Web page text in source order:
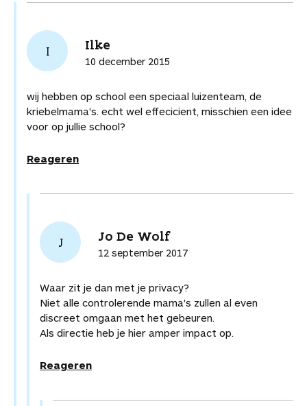
I Ilke
10 december 2015
wij hebben op school een speciaal luizenteam, de
kriebelmama's. echt wel effecicient, misschien een idee
voor op jullie school?
Reageren
J Jo De Wolf
12 september 2017
Waar zit je dan met je privacy?
Niet alle controlerende mama's zullen al even
discreet omgaan met het gebeuren.
Als directie heb je hier amper impact op.
Reageren